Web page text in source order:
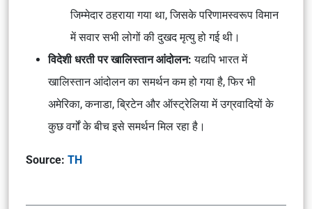
जिम्मेदार ठहराया गया था, जिसके परिणामस्वरूप विमान
में सवार सभी लोगों की दुखद मृत्यु हो गई थी।
विदेशी धरती पर खालिस्तान आंदोलन:यद्यपि भारत में
खालिस्तान आंदोलन का समर्थन कम हो गया है, फिर भी
अमेरिका, कनाडा, ब्रिटेन और ऑस्ट्रेलिया में उग्रवादियों के
कुछ वर्गों के बीच इसे समर्थन मिल रहा है।
Source: TH